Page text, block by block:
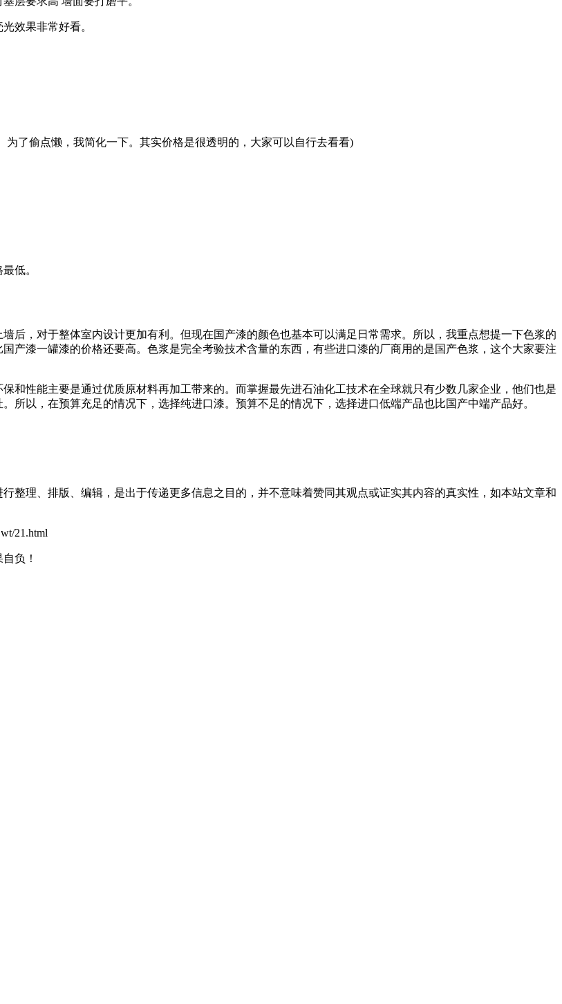
效果非常好看。
偷点懒，我简化一下。其实价格是很透明的，大家可以自行去看看)
低。
，对于整体室内设计更加有利。但现在国产漆的颜色也基本可以满足日常需求。所以，我重点想提一下色浆的
产漆一罐漆的价格还要高。色浆是完全考验技术含量的东西，有些进口漆的厂商用的是国产色浆，这个大家要注
性能主要是通过优质原材料再加工带来的。而掌握最先进石油化工技术在全球就只有少数几家企业，他们也是
所以，在预算充足的情况下，选择纯进口漆。预算不足的情况下，选择进口低端产品也比国产中端产品好。
整理、排版、编辑，是出于传递更多信息之目的，并不意味着赞同其观点或证实其内容的真实性，如本站文章和
21.html
负！